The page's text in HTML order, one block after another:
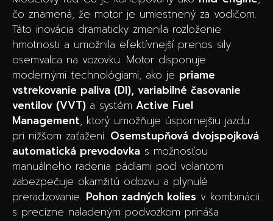
čo znamená, že motor je umiestnený za vodičom.
Táto inovácia dramaticky zmenila rozloženie
hmotnosti a umožnila efektívnejší prenos sily
osemvalca na vozovku. Motor disponuje
modernými technológiami, ako je priame
vstrekovanie paliva (DI), variabilné časovanie
ventilov (VVT) a systém Active Fuel
Management, ktorý umožňuje úspornejšiu jazdu
pri nižšom zaťažení. Osemstupňová dvojspojková
automatická prevodovka s možnosťou
manuálneho radenia pádlami pod volantom
zabezpečuje okamžitú odozvu a plynulé
preradzovanie. Pohon zadných kolies v kombinácii
s precízne naladeným podvozkom prináša